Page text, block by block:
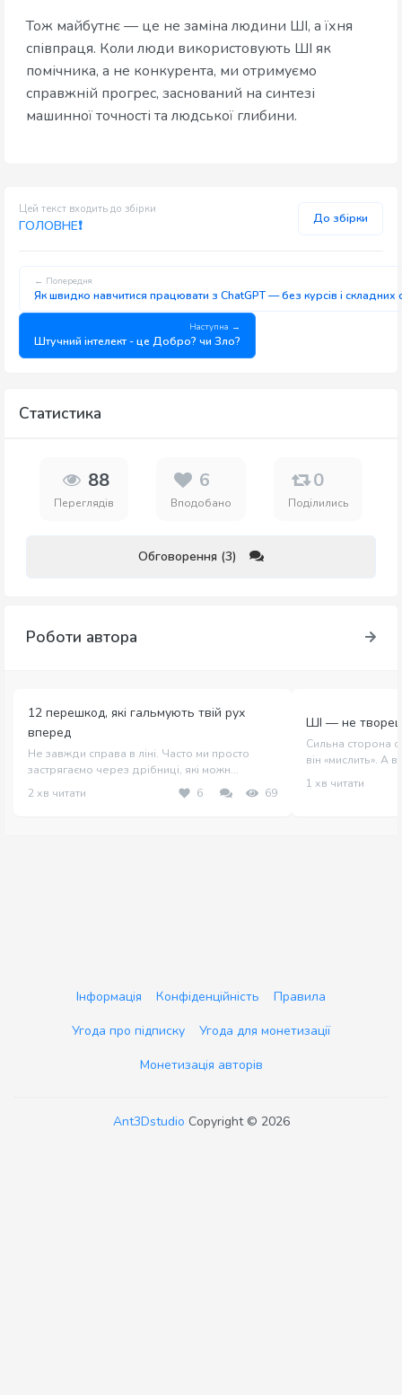
Тож майбутнє — це не заміна людини ШІ, а їхня
співпраця. Коли люди використовують ШІ як
помічника, а не конкурента, ми отримуємо
справжній прогрес, заснований на синтезі
машинної точності та людської глибини.
Цей текст входить до збірки
ГОЛОВНЕ❗ До збірки
← Попередня
Як швидко навчитися працювати з ChatGPT — без курсів і складних
Наступна →
Штучний інтелект - це Добро? чи Зло?
Статистика
88
Переглядів
6
Вподобано
0
Поділились
Обговорення (3)
Роботи автора
12 перешкод, які гальмують твій рух
вперед
Не завжди справа в ліні. Часто ми просто
застрягаємо через дрібниці, які можн...
2 хв читати
6 69
ШІ — не
Сильна сторона
він «мислить». А
1 хв читати
Інформація Конфіденційність
Правила
Угода про підписку
Угода для монетизації
Монетизація авторів
Ant3Dstudio Copyright © 2026